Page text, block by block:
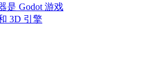
是 Godot 游戏
3D 引擎